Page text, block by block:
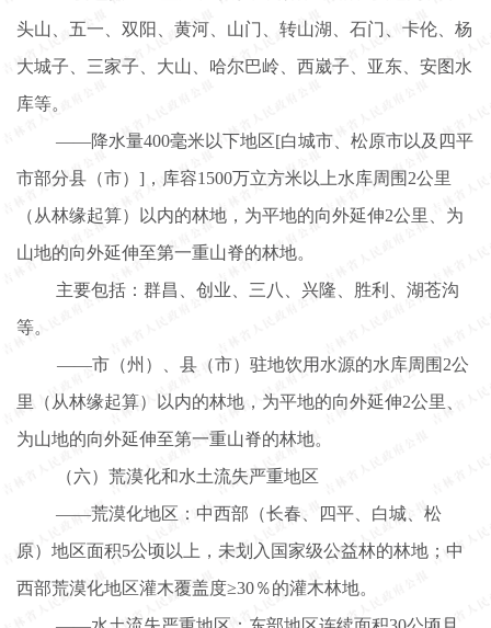
头山、五一、双阳、黄河、山门、转山湖、石门、卡伦、杨
大城子、三家子、大山、哈尔巴岭、西崴子、亚东、安图水
库等。
——降水量400毫米以下地区[白城市、松原市以及四平
市部分县（市）]，库容1500万立方米以上水库周围2公里
（从林缘起算）以内的林地，为平地的向外延伸2公里、为
山地的向外延伸至第一重山脊的林地。
主要包括：群昌、创业、三八、兴隆、胜利、湖苍沟
等。
——市（州）、县（市）驻地饮用水源的水库周围2公
里（从林缘起算）以内的林地，为平地的向外延伸2公里、
为山地的向外延伸至第一重山脊的林地。
（六）荒漠化和水土流失严重地区
——荒漠化地区：中西部（长春、四平、白城、松
原）地区面积5公顷以上，未划入国家级公益林的林地；中
西部荒漠化地区灌木覆盖度≥30％的灌木林地。